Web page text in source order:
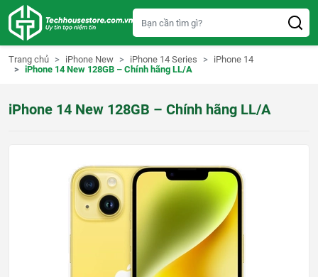
Trang chủ iPhone New iPhone 14 Series
iPhone 14
iPhone 14 New 128GB – Chính hãng LL/A
iPhone 14 New 128GB – Chính hãng LL/A